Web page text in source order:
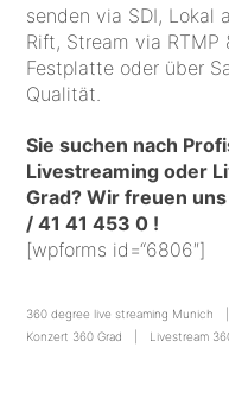
senden via SDI, Lokal
Rift, Stream via RTMP
Festplatte oder über
Qualität.
Sie suchen nach
Livestreaming oder
Grad? Wir freuen
/ 41 41 453 0 !
[wpforms id=“6806″]
360 degree live streaming Munich
Konzert 360 Grad
Livestream